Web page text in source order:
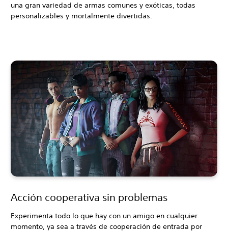
una gran variedad de armas comunes y exóticas, todas
personalizables y mortalmente divertidas.
Acción cooperativa sin problemas
Experimenta todo lo que hay con un amigo en cualquier
momento, ya sea a través de cooperación de entrada por